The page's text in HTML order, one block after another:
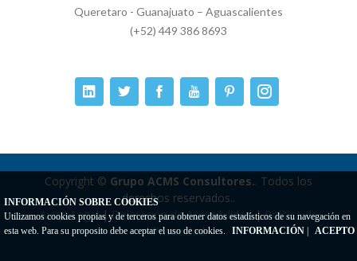
Queretaro - Guanajuato – Aguascalientes
(+52) 449 386 8693
Copyright © Grupo ACMS Consultores.. Todos los
derechos reservados..
Aviso Legal|Delaración de Accesibilidad|Política de
Privacidad
INFORMACIÓN SOBRE COOKIES
Utilizamos cookies propias y de terceros para obtener datos estadísticos de su navegación en
esta web. Para su proposito debe aceptar el uso de cookies.
INFORMACIÓN ACEPTO